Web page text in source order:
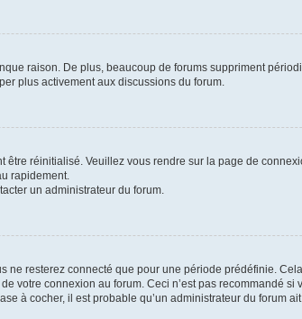
raison. De plus, beaucoup de forums suppriment
plus activement aux discussions du forum.
réinitialisé. Veuillez vous rendre sur la page de
rapidement.
un administrateur du forum.
resterez connecté que pour une période prédéfinie.
votre connexion au forum. Ceci n’est pas recommandé
à cocher, il est probable qu’un administrateur du forum